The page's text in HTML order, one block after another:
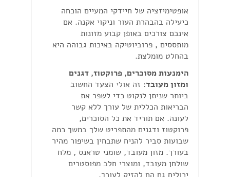
אופטימיזציה של חיידקי המעיים הוכחה
כיעילה בהבהרת העור וניקוי אקנה. אם
אינכם צורכים באופן קבוע מזונות
מותססים , פרוביוטיקה באיכות גבוהה היא
בהחלט מומלצת.
הימנעות מסוכרים, פרוקטוז, דגנים
ומזון מעובד: זה אולי הצעד החשוב
ביותר שניתן לנקוט כדי לשפר את
הבריאות הכללית של עורך ללא קשר
לעונה. אם תוריד את כל הסוכרים,
פרוקטוז ודגנים מהתפריט שלך במשך כמה
שבועות סביר להניח שתבחין בשיפור מהיר
בעורך. מזון מעובד, שומני טראנס , מלח
שולחן מעובד, ומוצרי חלב מפוסטרים